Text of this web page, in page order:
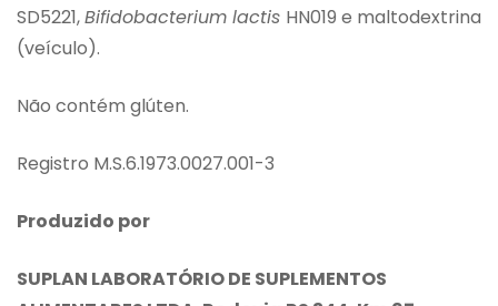
SD5221,Bifidobacterium lactis HN019 e maltodextrina
(veículo).
Não contém glúten.
Registro M.S.6.1973.0027.001-3
Produzido por
SUPLAN LABORATÓRIO DE SUPLEMENTOS